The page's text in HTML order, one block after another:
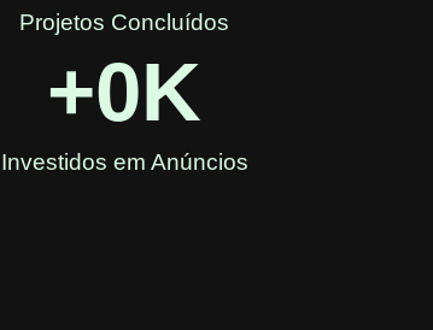
Projetos Concluídos
Investidos em Anúncios
+0K